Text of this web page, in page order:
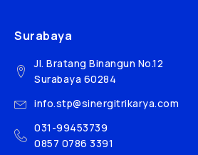
Surabaya
Jl. Bratang Binangun No.12
Surabaya 60284
info.stp@sinergitrikarya.com
031-99453739
0857 0786 3391